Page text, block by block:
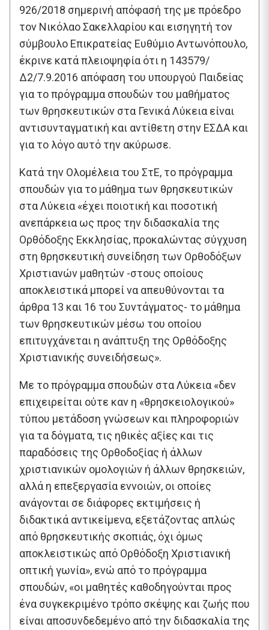
926/2018 σημερινή απόφασή της με πρόεδρο
τον Νικόλαο Σακελλαρίου και εισηγητή τον
σύμβουλο Επικρατείας Ευθύμιο Αντωνόπουλο,
έκρινε κατά πλειοψηφία ότι η 143579/
Δ2/7.9.2016 απόφαση του υπουργού Παιδείας
για το πρόγραμμα σπουδών του μαθήματος
των θρησκευτικών στα Γενικά Λύκεια είναι
αντισυνταγματική και αντίθετη στην ΕΣΔΑ και
για το λόγο αυτό την ακύρωσε.
Κατά την Ολομέλεια του ΣτΕ, το πρόγραμμα
σπουδών για το μάθημα των θρησκευτικών
στα Λύκεια «έχει ποιοτική και ποσοτική
ανεπάρκεια ως προς την διδασκαλία της
Ορθόδοξης Εκκλησίας, προκαλώντας σύγχυση
στη θρησκευτική συνείδηση των Ορθοδόξων
Χριστιανών μαθητών -στους οποίους
αποκλειστικά μπορεί να απευθύνονται τα
άρθρα 13 και 16 του Συντάγματος- το μάθημα
των θρησκευτικών μέσω του οποίου
επιτυγχάνεται η ανάπτυξη της Ορθόδοξης
Χριστιανικής συνειδήσεως».
Με το πρόγραμμα σπουδών στα Λύκεια «δεν
επιχειρείται ούτε καν η «θρησκειολογικού»
τύπου μετάδοση γνώσεων και πληροφοριών
για τα δόγματα, τις ηθικές αξίες και τις
παραδόσεις της Ορθοδοξίας ή άλλων
χριστιανικών ομολογιών ή άλλων θρησκειών,
αλλά η επεξεργασία εννοιών, οι οποίες
ανάγονται σε διάφορες εκτιμήσεις ή
διδακτικά αντικείμενα, εξετάζοντας απλώς
από θρησκευτικής σκοπιάς, όχι όμως
αποκλειστικώς από Ορθόδοξη Χριστιανική
οπτική γωνία», ενώ από το πρόγραμμα
σπουδών, «οι μαθητές καθοδηγούνται προς
ένα συγκεκριμένο τρόπο σκέψης και ζωής που
είναι αποσυνδεδεμένο από την διδασκαλία της